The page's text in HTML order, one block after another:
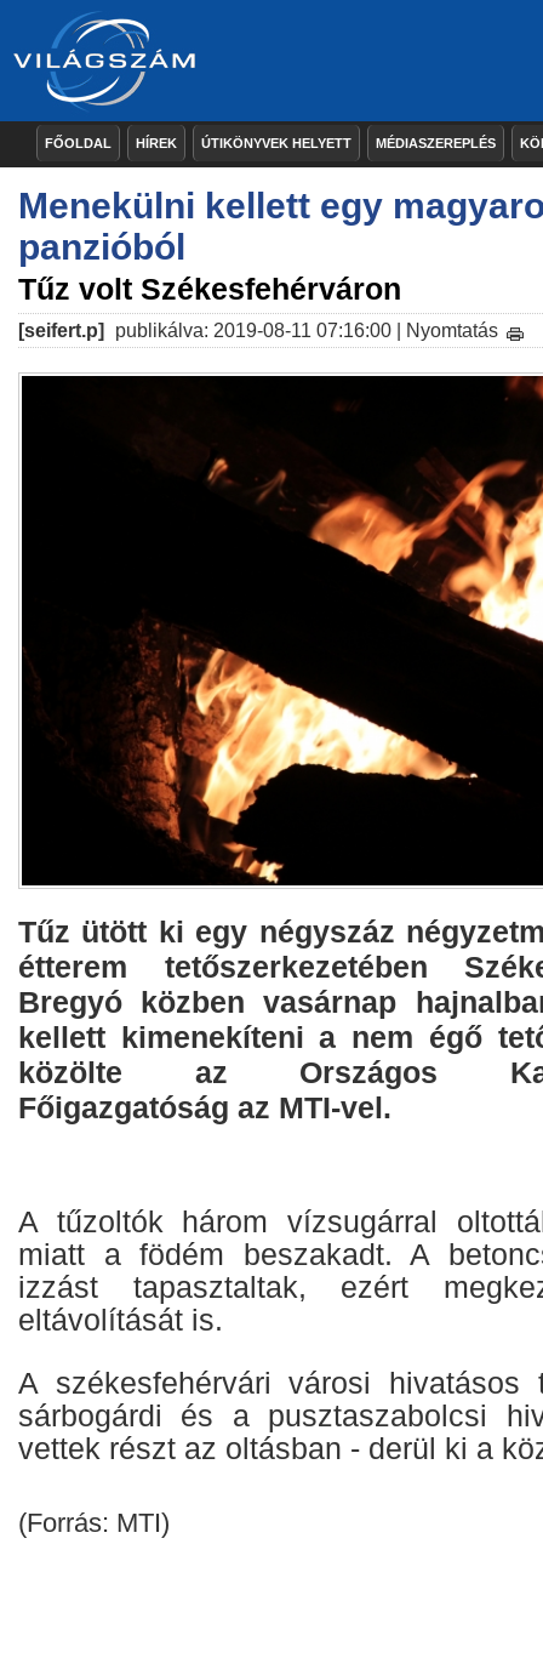
FŐOLDAL HÍREK ÚTIKÖNYVEK HELYETT MÉDIASZEREPLÉS
Menekülni kellett egy
panzióból
Tűz volt Székesfehérváron
[seifert.p] publikálva: 2019-08-11 07:16:00 | Nyomtatás
Tűz ütött ki egy négyszáz
étterem tetőszerkezetében
Bregyó közben vasárnap
kellett kimenekíteni a nem égő
közölte az Országos
Főigazgatóság az MTI-vel.
A tűzoltók három vízsugárral
miatt a födém beszakadt. A
izzást tapasztaltak, ezért
eltávolítását is.
A székesfehérvári városi hivatásos
sárbogárdi és a pusztaszabolcsi
vettek részt az oltásban - derül ki a
(Forrás: MTI)